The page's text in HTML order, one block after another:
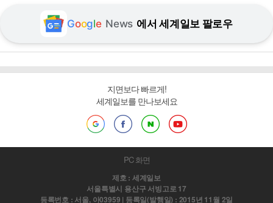
Google News 에서 세계일보 팔로우
지면보다 빠르게!
세계일보를 만나보세요
PC 화면
제호 : 세계일보
서울특별시 용산구 서빙고로 17
등록번호 : 서울, 아03959 | 등록일(발행일) : 2015년 11월 2일